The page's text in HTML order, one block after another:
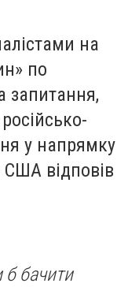
на
по
запитання,
у напрямку
США відповів
б бачити